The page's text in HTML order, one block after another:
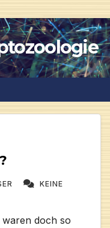
KEINE
waren doch so